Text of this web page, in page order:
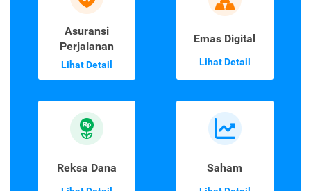
Asuransi
Perjalanan
Lihat Detail
Emas Digital
Lihat Detail
Reksa Dana Saham